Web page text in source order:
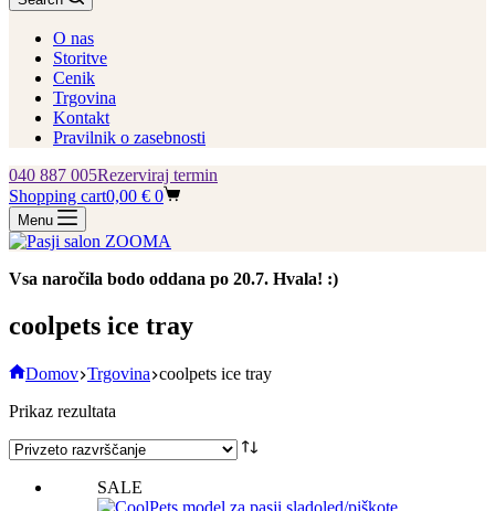
O nas
Storitve
Cenik
Trgovina
Kontakt
Pravilnik o zasebnosti
040 887 005Rezerviraj termin
Shopping cart0,00 € 0
Menu
Vsa naročila bodo oddana po 20.7. Hvala! :)
coolpets ice tray
Domov Trgovina coolpets ice tray
Prikaz rezultata
SALE